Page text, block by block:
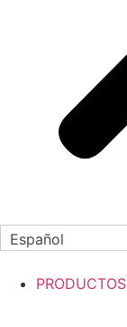
Español
PRODUCTOS